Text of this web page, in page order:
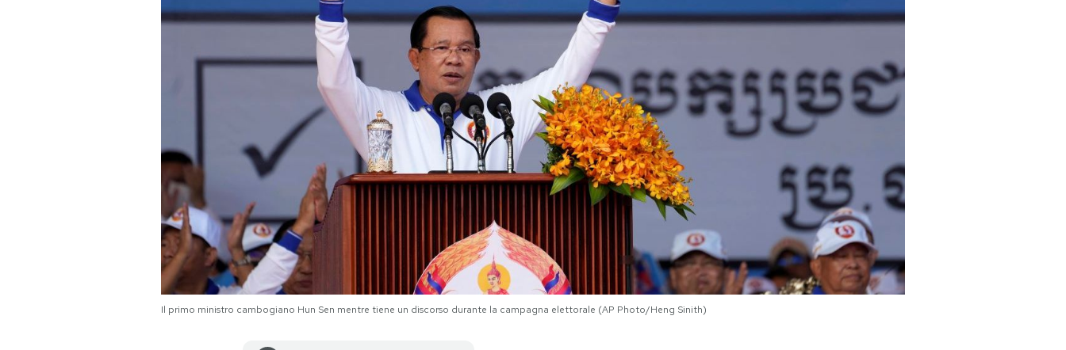
AREA PERSONALE
Il primo ministro cambogiano Hun Sen mentre tiene un discorso durante la campagna elettorale (AP Photo/Heng Sinith)